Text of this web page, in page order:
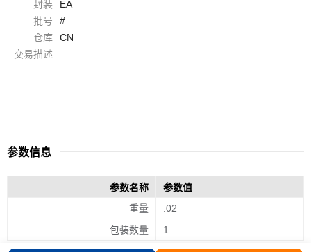
封装
EA
批号
#
仓库
CN
交易描述
参数信息
参数名称
参数值
重量
.02
包装数量
1